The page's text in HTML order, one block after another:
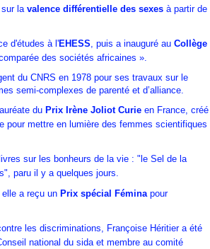
la valence différentielle des sexes à partir de
d'études à l'EHESS, puis a inauguré au Collège
des sociétés africaines ».
du CNRS en 1978 pour ses travaux sur le
semi-complexes de parenté et d’alliance.
du Prix Irène Joliot Curie en France, créé
pour mettre en lumière des femmes scientifiques
sur les bonheurs de la vie : "le Sel de la
paru il y a quelques jours.
a reçu un Prix spécial Féminapour
les discriminations, Françoise Héritier a été
national du sida et membre au comité